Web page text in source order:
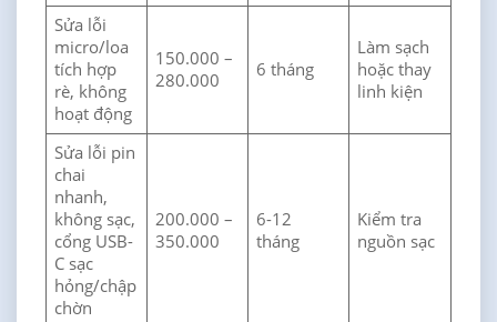
Sửa lỗi
micro/loa
tích hợp
rè, không
hoạt động
150.000 –
280.000
6 tháng
Làm sạch
hoặc thay
linh kiện
Sửa lỗi pin
chai
nhanh,
không sạc,
cổng USB-
C sạc
hỏng/chập
chờn
200.000 –
350.000
6-12
tháng
Kiểm tra
nguồn sạc